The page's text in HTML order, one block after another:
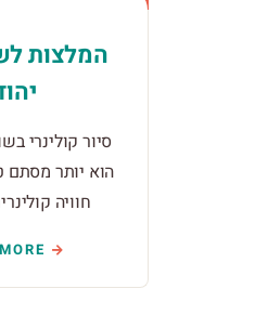
המלצות
סיור קולינרי
הוא יותר מסתם
חוויה